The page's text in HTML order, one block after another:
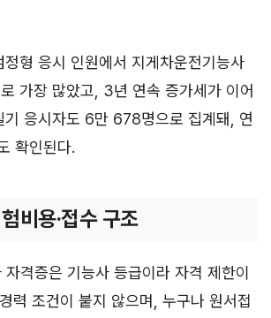
형 응시 인원에서 지게차운전기능사
가장 많았고, 3년 연속 증가세가 이어
응시자도 6만 678명으로 집계돼, 연
확인된다.
비용·접수 구조
자격증은 기능사 등급이라 자격 제한이
력 조건이 붙지 않으며, 누구나 원서접